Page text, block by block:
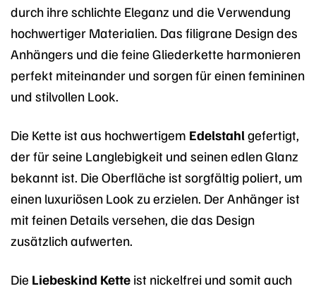
durch ihre schlichte Eleganz und die Verwendung
hochwertiger Materialien. Das filigrane Design des
Anhängers und die feine Gliederkette harmonieren
perfekt miteinander und sorgen für einen femininen
und stilvollen Look.
Die Kette ist aus hochwertigem Edelstahl gefertigt,
der für seine Langlebigkeit und seinen edlen Glanz
bekannt ist. Die Oberfläche ist sorgfältig poliert, um
einen luxuriösen Look zu erzielen. Der Anhänger ist
mit feinen Details versehen, die das Design
zusätzlich aufwerten.
Die Liebeskind Kette ist nickelfrei und somit auch